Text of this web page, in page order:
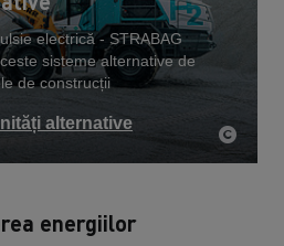
electrică - STRABAG
sisteme alternative de
de construcții
alternative
energiilor